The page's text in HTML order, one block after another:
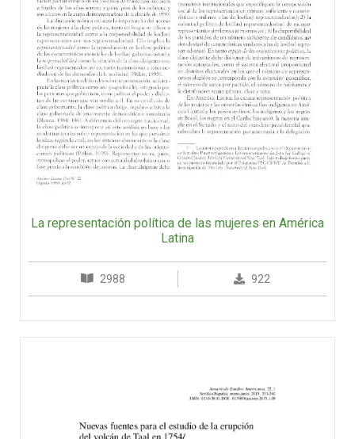
La representación política de las mujeres en América
Latina
2988 922